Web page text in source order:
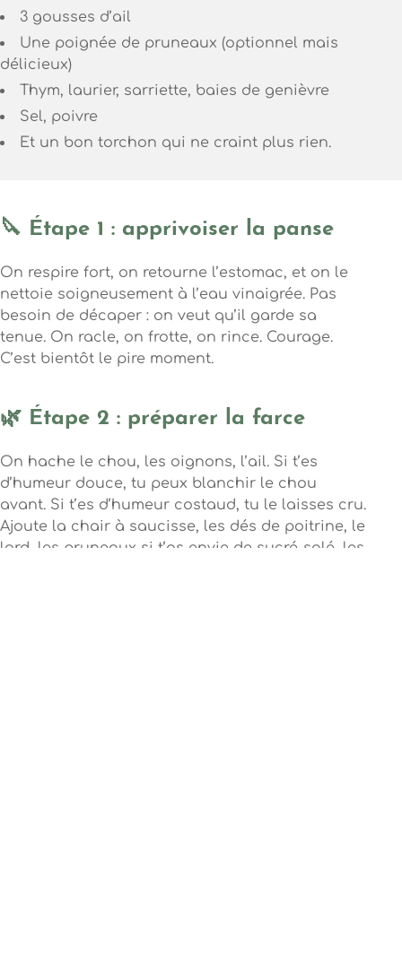
3 gousses d’ail
Une poignée de pruneaux (optionnel mais
délicieux)
Thym, laurier, sarriette, baies de genièvre
Sel, poivre
Et un bon torchon qui ne craint plus rien.
🔪 Étape 1 : apprivoiser la panse
On respire fort, on retourne l’estomac, et on le
nettoie soigneusement à l’eau vinaigrée. Pas
besoin de décaper : on veut qu’il garde sa
tenue. On racle, on frotte, on rince. Courage.
C’est bientôt le pire moment.
🌿 Étape 2 : préparer la farce
On hache le chou, les oignons, l’ail. Si t’es
d’humeur douce, tu peux blanchir le chou
avant. Si t’es d’humeur costaud, tu le laisses cru.
Ajoute la chair à saucisse, les dés de poitrine, le
lard, les pruneaux si t’as envie de sucré-salé, les